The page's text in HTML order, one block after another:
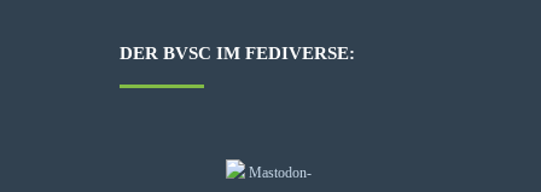
DER BVSC IM FEDIVERSE: